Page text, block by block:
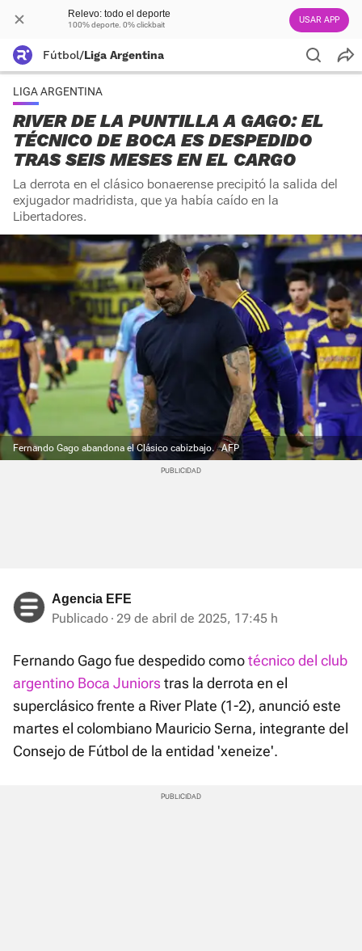
Relevo: todo el deporte
100% deporte. 0% clickbait USAR APP
Fútbol/Liga Argentina
LIGA ARGENTINA
RIVER DE LA PUNTILLA A GAGO: EL
TÉCNICO DE BOCA ES DESPEDIDO
TRAS SEIS MESES EN EL CARGO
La derrota en el clásico bonaerense precipitó la salida del
exjugador madridista, que ya había caído en la
Libertadores.
Fernando Gago abandona el Clásico cabizbajo. AFP
Agencia EFE
Publicado 29 de abril de 2025, 17:45 h
Fernando Gago fue despedido comotécnico del club
argentino Boca Juniorstras la derrota en el
superclásico frente a River Plate (1-2), anunció este
martes el colombiano Mauricio Serna, integrante del
Consejo de Fútbol de la entidad 'xeneize'.